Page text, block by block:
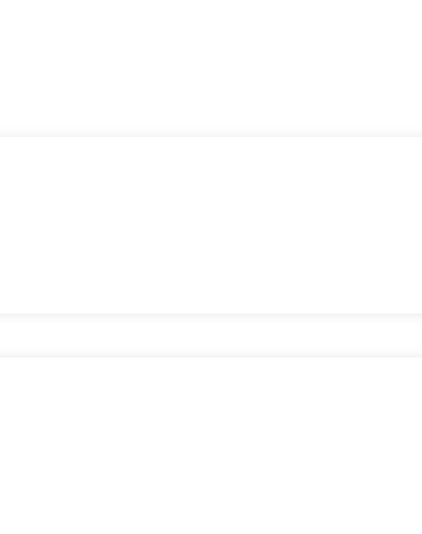
complicações.
do mercado.
e dApps.